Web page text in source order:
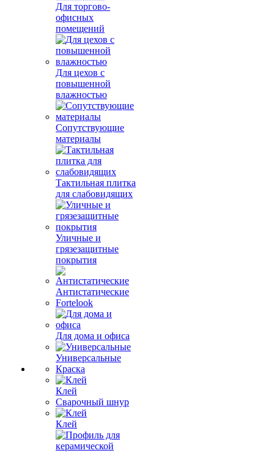
Для торгово-
офисных
помещений
Для цехов с
повышенной
влажностью
Сопутствующие
материалы
Тактильная плитка
для слабовидящих
Уличные и
грязезащитные
покрытия
Антистатические
Fortelook
Для дома и офиса
Универсальные
Краска
Клей
Сварочный шнур
Клей